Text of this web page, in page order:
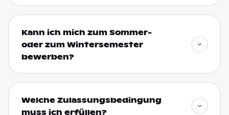
Kann ich mich zum Sommer-
oder zum Wintersemester
bewerben?
Welche Zulassungsbedingung
muss ich erfüllen?